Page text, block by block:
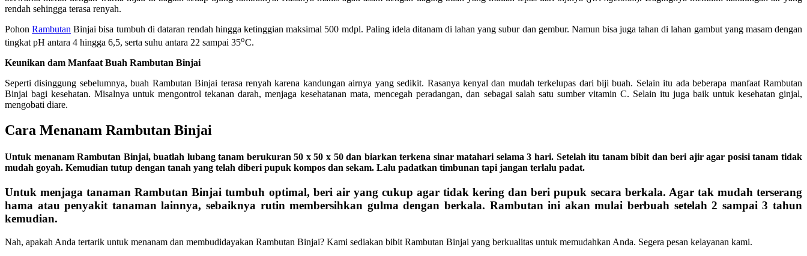
rendah sehingga terasa renyah.
PohonRambutan Binjai bisa tumbuh di dataran rendah hingga ketinggian maksimal 500 mdpl. Paling idela ditanam di lahan yang subur dan gembur. Namun bisa juga tahan di lahan gambut yang masam dengan
tingkat pH antara 4 hingga 6,5, serta suhu antara 22 sampai 35oC.
Keunikan dam Manfaat Buah Rambutan Binjai
Seperti disinggung sebelumnya, buah Rambutan Binjai terasa renyah karena kandungan airnya yang sedikit. Rasanya kenyal dan mudah terkelupas dari biji buah. Selain itu ada beberapa manfaat Rambutan
Binjai bagi kesehatan. Misalnya untuk mengontrol tekanan darah, menjaga kesehatanan mata, mencegah peradangan, dan sebagai salah satu sumber vitamin C. Selain itu juga baik untuk kesehatan ginjal,
mengobati diare.
Cara Menanam Rambutan Binjai
Untuk menanam Rambutan Binjai, buatlah lubang tanam berukuran 50 x 50 x 50 dan biarkan terkena sinar matahari selama 3 hari. Setelah itu tanam bibit dan beri ajir agar posisi tanam tidak
mudah goyah. Kemudian tutup dengan tanah yang telah diberi pupuk kompos dan sekam. Lalu padatkan timbunan tapi jangan terlalu padat.
Untuk menjaga tanamanRambutan Binjaitumbuh optimal, beri air yang cukup agar tidak kering dan beri pupuk secara berkala. Agar tak mudah terserang
hama atau penyakit tanaman lainnya, sebaiknya rutin membersihkan gulma dengan berkala. Rambutan ini akan mulai berbuah setelah 2 sampai 3 tahun
kemudian.
Nah, apakah Anda tertarik untuk menanam dan membudidayakan Rambutan Binjai? Kami sediakan bibit Rambutan Binjai yang berkualitas untuk memudahkan Anda. Segera pesan kelayanan kami.